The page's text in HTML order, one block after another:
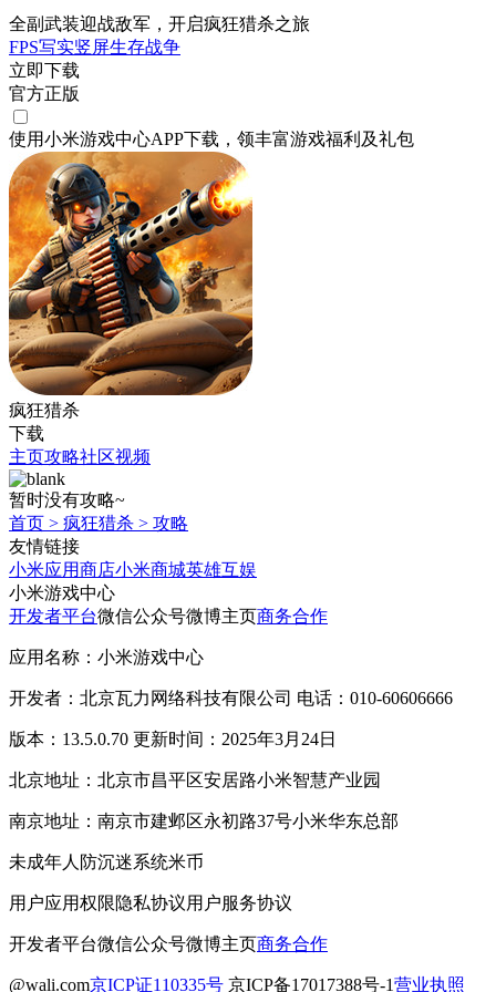
全副武装迎战敌军，开启疯狂猎杀之旅
FPS写实竖屏生存战争
立即下载
官方正版
使用小米游戏中心APP下载 ，领丰富游戏福利 及礼包
疯狂猎杀
下载
主页攻略社区视频
暂时没有攻略~
首页 > 疯狂猎杀 > 攻略
友情链接
小米应用商店小米商城英雄互娱
小米游戏中心
开发者平台微信公众号微博主页商务合作
应用名称：小米游戏中心
开发者：北京瓦力网络科技有限公司 电话：010-60606666
版本：13.5.0.70 更新时间：2025年3月24日
北京地址：北京市昌平区安居路小米智慧产业园
南京地址：南京市建邺区永初路37号小米华东总部
未成年人防沉迷系统米币
用户应用权限隐私协议用户服务协议
开发者平台微信公众号微博主页商务合作
@wali.com京ICP证110335号 京ICP备17017388号-1营业执照